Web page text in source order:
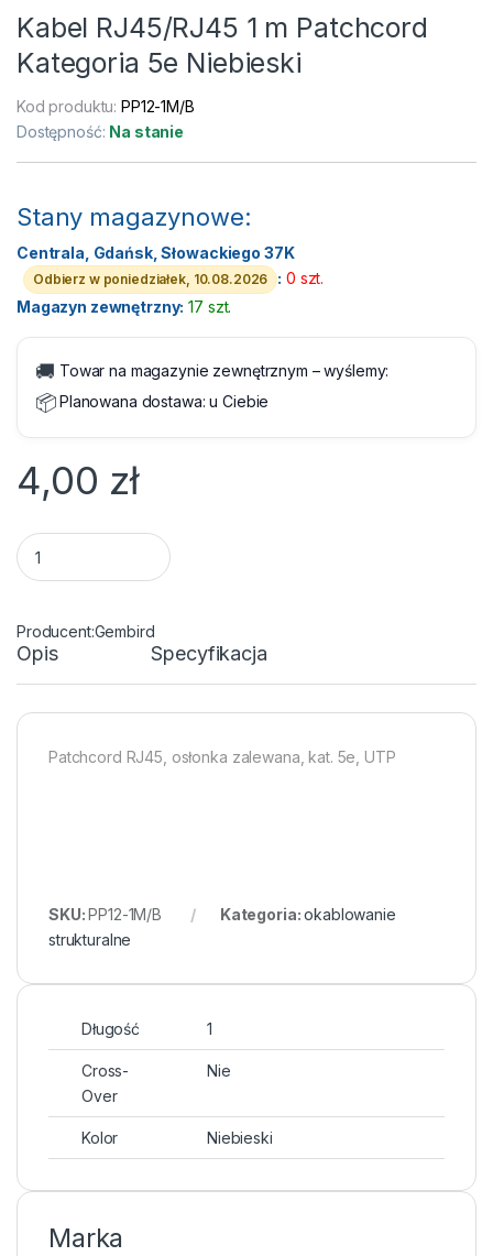
Kabel RJ45/RJ45 1 m Patchcord
Kategoria 5e Niebieski
Kod produktu:PP12-1M/B
Dostępność: Na stanie
Stany magazynowe:
Centrala, Gdańsk, Słowackiego 37K
Odbierz w poniedziałek, 10.08.2026 : 0 szt.
Magazyn zewnętrzny: 17 szt.
🚚 Towar na magazynie zewnętrznym – wyślemy:
📦Planowana dostawa:u Ciebie
4,00 zł
Kabel RJ45/RJ45 1 m Patchcord Kategoria 5e Niebieski
Gembird
Opis Specyfikacja
Patchcord RJ45, osłonka zalewana, kat. 5e, UTP
SKU:PP12-1M/B Kategoria:okablowanie
strukturalne
Długość 1
Cross-
Over
Nie
Kolor Niebieski
Marka